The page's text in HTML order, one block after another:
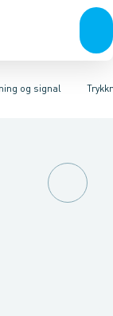
og signal
og softstartere